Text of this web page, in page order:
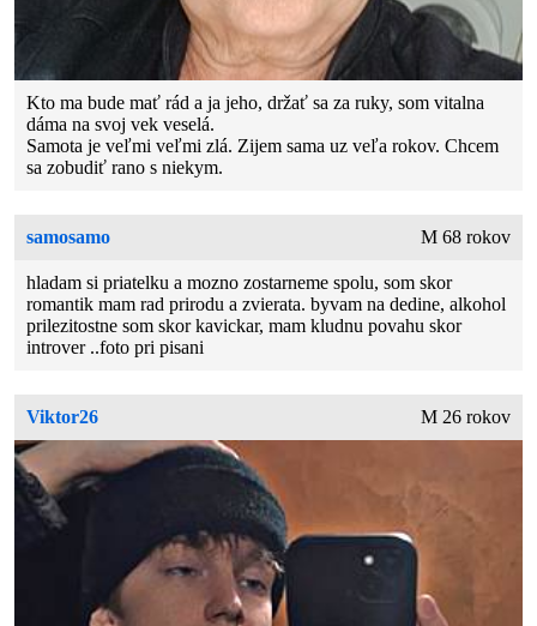
Kto ma bude mať rád a ja jeho, držať sa za ruky, som vitalna
dáma na svoj vek veselá.
Samota je veľmi veľmi zlá. Zijem sama uz veľa rokov. Chcem
sa zobudiť rano s niekym.
samosamo M 68 rokov
hladam si priatelku a mozno zostarneme spolu, som skor
romantik mam rad prirodu a zvierata. byvam na dedine, alkohol
prilezitostne som skor kavickar, mam kludnu povahu skor
introver ..foto pri pisani
Viktor26 M 26 rokov